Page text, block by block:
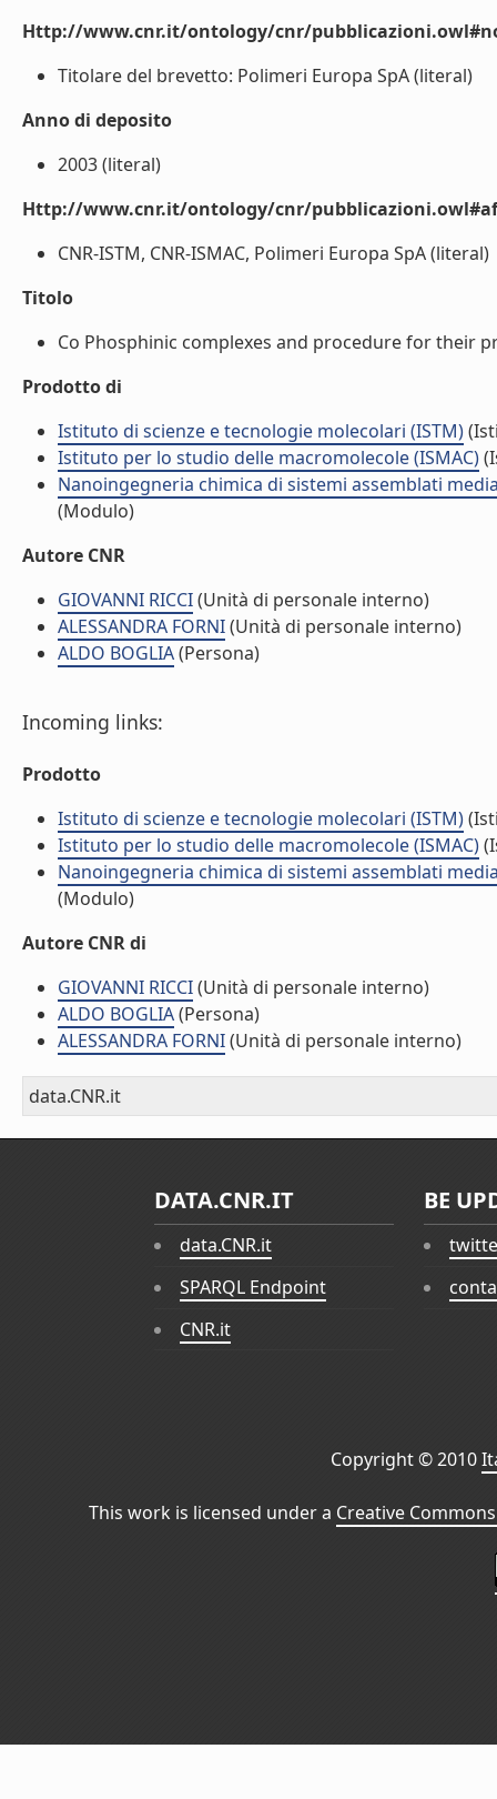
Http://www.cnr.it/ontology/cnr/
Titolare del brevetto: Polimeri Europa SpA (literal)
Anno di deposito
2003 (literal)
Http://www.cnr.it/ontology/cnr/
CNR-ISTM, CNR-ISMAC, Polimeri Europa SpA (literal)
Titolo
Co Phosphinic complexes and procedure for their
Prodotto di
Istituto di scienze e tecnologie molecolari (ISTM)
Istituto per lo studio delle macromolecole (ISMAC)
Nanoingegneria chimica di sistemi assemblati
(Modulo)
Autore CNR
GIOVANNI RICCI(Unità di personale interno)
ALESSANDRA FORNI(Unità di personale interno)
ALDO BOGLIA(Persona)
Incoming links:
Prodotto
Istituto di scienze e tecnologie molecolari (ISTM)
Istituto per lo studio delle macromolecole (ISMAC)
Nanoingegneria chimica di sistemi assemblati
(Modulo)
Autore CNR di
GIOVANNI RICCI(Unità di personale interno)
ALDO BOGLIA(Persona)
ALESSANDRA FORNI(Unità di personale interno)
data.CNR.it
DATA.CNR.IT
data.CNR.it
SPARQL Endpoint
CNR.it
BE
Copyright © 2010
This work is licensed under a Creative